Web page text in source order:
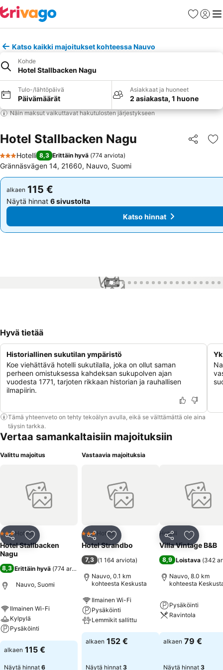
Suosikit
Katso kaikki majoitukset kohteessa Nauvo
Kohde
Hotel Stallbacken Nagu
Tulo-/lähtöpäivä
Päivämäärät
Asiakkaat ja huoneet
2 asiakasta, 1 huone
Näin maksut vaikuttavat hakutulosten järjestykseen
Hotel Stallbacken Nagu Jaa
3 Tähtiluokitus
Hotelli 8,3 Erittäin hyvä (774 arviota)
Grännäsvägen 14, 21660, Nauvo, Suomi
alkaen 115 €
Näytä hinnat 6 sivustolta
Katso hinnat
alkaen 115 €
Näytä hinnat 6 sivustolta
Katso hinnat
1 / 54
Hyvä tietää
Historiallinen sukutilan ympäristö
Koe viehättävä hotelli sukutilalla, joka on ollut saman
perheen omistuksessa kahdeksan sukupolven ajan
vuodesta 1771, tarjoten rikkaan historian ja rauhallisen
ilmapiirin.
Tämä yhteenveto on tehty tekoälyn avulla, eikä se välttämättä ole aina
täysin tarkka.
Vertaa samankaltaisiin majoituksiin
Valittu majoitus
Jaa Lisää suosikkeihin
3 Tähtiluokitus
Hotelli
Hotel Stallbacken
Nagu
8,3 Erittäin hyvä (774 arviota
Nauvo, Suomi
Ilmainen Wi-Fi
Kylpylä
Pysäköinti
alkaen 115 €
Näytä hinnat 6
Vastaavia majoituksia
Jaa Lisää suosikkeihin
3 Tähtiluokitus
Hotelli
Hotel Strandbo
7,3 (1 164 arviota)
Nauvo, 0.1 km
kohteesta Keskusta
Ilmainen Wi-Fi
Pysäköinti
Lemmikit sallittu
alkaen 152 €
Näytä hinnat 3
Jaa Lisää
Hotelli
Villa Vintage B&B
8,9 Loistava (342
Nauvo, 8.0 km
kohteesta
Pysäköinti
Ravintola
alkaen 79 €
Näytä hinnat 3